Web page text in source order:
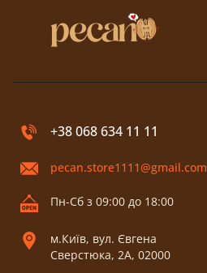
+38 068 634 11 11
pecan.store1111@gmail.com
Пн-Сб з 09:00 до 18:00
м.Київ, вул. Євгена
Сверстюка, 2А, 02000